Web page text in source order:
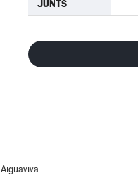
JUNTS
Aiguaviva